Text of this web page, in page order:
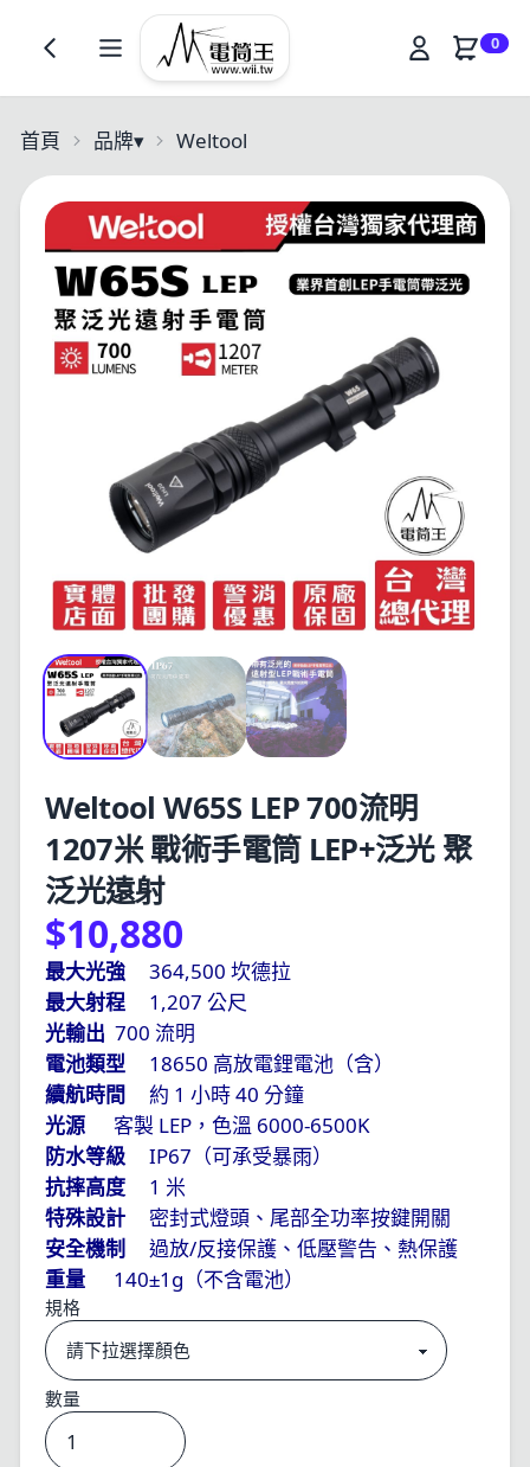
0
首頁 品牌▾ Weltool
Weltool W65S LEP 700流明
1207米 戰術手電筒 LEP+泛光 聚
泛光遠射
$10,880
最大光強 364,500坎德拉
最大射程
1,207公尺
光輸出 700流明
電池類型
18650 高放電鋰電池（含）
續航時間
約 1小時 40分鐘
光源
客製 LEP ，色溫 6000-6500K
防水等級 IP67 （可承受暴雨）
抗摔高度
1 米
特殊設計
密封式燈頭、尾部全功率按鍵開關
安全機制
過放/反接保護、低壓警告、熱保護
重量
140±1g （不含電池）
規格
數量